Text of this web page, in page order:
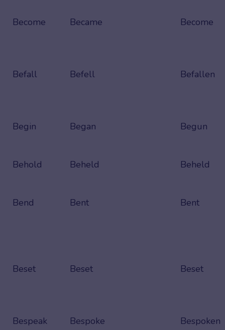
Become Became Become
Befall Befell Befallen
Begin Began Begun
Behold Beheld Beheld
Bend Bent Bent
Beset Beset Beset
Bespeak Bespoke Bespoken